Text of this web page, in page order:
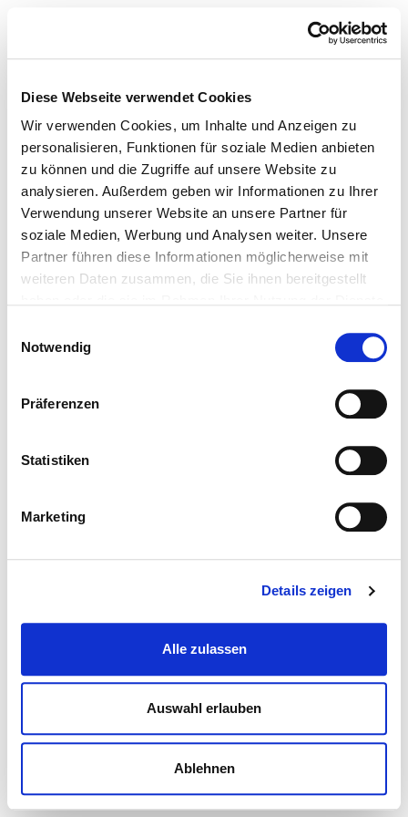
Diese Webseite verwendet Cookies
Wir verwenden Cookies, um Inhalte und Anzeigen zu
personalisieren, Funktionen für soziale Medien anbieten
zu können und die Zugriffe auf unsere Website zu
analysieren. Außerdem geben wir Informationen zu Ihrer
Verwendung unserer Website an unsere Partner für
soziale Medien, Werbung und Analysen weiter. Unsere
Partner führen diese Informationen möglicherweise mit
weiteren Daten zusammen, die Sie ihnen bereitgestellt
Notwendig
Präferenzen
Statistiken
Marketing
Details zeigen
Alle zulassen
Auswahl erlauben
Ablehnen